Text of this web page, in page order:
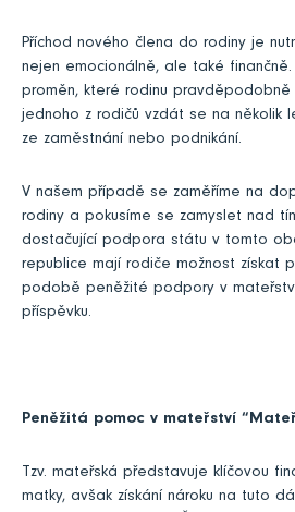
Příchod nového člena do rodiny je
nejen emocionálně, ale také finančně.
proměn, které rodinu
jednoho z rodičů vzdát se na několik
ze zaměstnání nebo podnikání.
V našem případě se zaměříme na
rodiny a pokusíme se zamyslet nad
dostačující podpora státu v tomto
republice mají rodiče možnost získat
podobě peněžité podpory v
příspěvku.
Peněžitá pomoc v mateřství
Tzv. mateřská představuje klíčovou
matky, avšak získání nároku na tuto